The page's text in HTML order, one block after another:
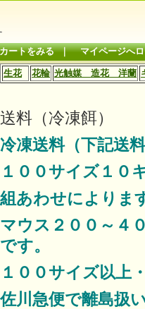
カートをみる｜ マイページへ
生花 花輪 光触媒 造花 洋蘭
送料（冷凍餌）
冷凍送料（下記送
１００サイズ１０
組あわせによりま
マウス２００～４
です。
１００サイズ以上
佐川急便で離島扱